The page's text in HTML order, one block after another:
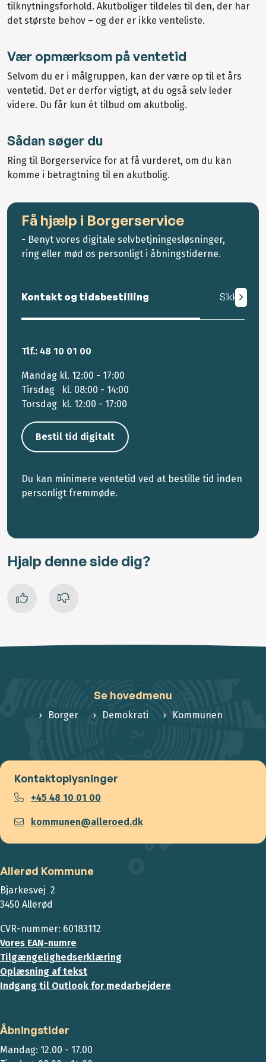
tilknytningsforhold. Akutboliger tildeles til den, der har
det største behov – og der er ikke venteliste.
Vær opmærksom på ventetid
Selvom du er i målgruppen, kan der være op til et års
ventetid. Det er derfor vigtigt, at du også selv leder
videre. Du får kun ét tilbud om akutbolig.
Sådan søger du
Ring til Borgerservice for at få vurderet, om du kan
komme i betragtning til en akutbolig.
Få hjælp i Borgerservice
- Benyt vores digitale selvbetjningesløsninger,
ring eller mød os personligt i åbningstiderne.
Kontakt og tidsbestilling Sikker mail
Tlf.: 48 10 01 00
Mandag kl. 12:00 - 17:00
Tirsdag kl. 08:00 - 14:00
Torsdag kl. 12:00 - 17:00
Bestil tid digitalt
Du kan minimere ventetid ved at bestille tid inden
personligt fremmøde.
Hjalp denne side dig?
Se hovedmenu
Borger Demokrati Kommunen
Kontaktoplysninger
+45 48 10 01 00
kommunen@alleroed.dk
Allerød Kommune
Bjarkesvej 2
3450 Allerød
CVR-nummer: 60183112
Vores EAN-numre
Tilgængelighedserklæring
Oplæsning af tekst
Indgang til Outlook for medarbejdere
Åbningstider
Mandag: 12.00 - 17.00